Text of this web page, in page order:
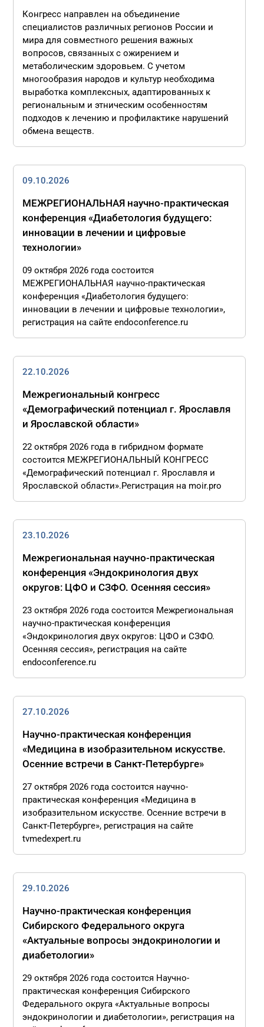
Конгресс направлен на объединение
специалистов различных регионов России и
мира для совместного решения важных
вопросов, связанных с ожирением и
метаболическим здоровьем. С учетом
многообразия народов и культур необходима
выработка комплексных, адаптированных к
региональным и этническим особенностям
подходов к лечению и профилактике нарушений
обмена веществ.
09.10.2026
МЕЖРЕГИОНАЛЬНАЯ научно-практическая
конференция «Диабетология будущего:
инновации в лечении и цифровые
технологии»
09 октября 2026 года состоится
МЕЖРЕГИОНАЛЬНАЯ научно-практическая
конференция «Диабетология будущего:
инновации в лечении и цифровые технологии»,
регистрация на сайте endoconference.ru
22.10.2026
Межрегиональный конгресс
«Демографический потенциал г. Ярославля
и Ярославской области»
22 октября 2026 года в гибридном формате
состоится МЕЖРЕГИОНАЛЬНЫЙ КОНГРЕСС
«Демографический потенциал г. Ярославля и
Ярославской области».Регистрация на moir.pro
23.10.2026
Межрегиональная научно-практическая
конференция «Эндокринология двух
округов: ЦФО и СЗФО. Осенняя сессия»
23 октября 2026 года состоится Межрегиональная
научно-практическая конференция
«Эндокринология двух округов: ЦФО и СЗФО.
Осенняя сессия», регистрация на сайте
endoconference.ru
27.10.2026
Научно-практическая конференция
«Медицина в изобразительном искусстве.
Осенние встречи в Санкт-Петербурге»
27 октября 2026 года состоится научно-
практическая конференция «Медицина в
изобразительном искусстве. Осенние встречи в
Санкт-Петербурге», регистрация на сайте
tvmedexpert.ru
29.10.2026
Научно-практическая конференция
Сибирского Федерального округа
«Актуальные вопросы эндокринологии и
диабетологии»
29 октября 2026 года состоится Научно-
практическая конференция Сибирского
Федерального округа «Актуальные вопросы
эндокринологии и диабетологии», регистрация на